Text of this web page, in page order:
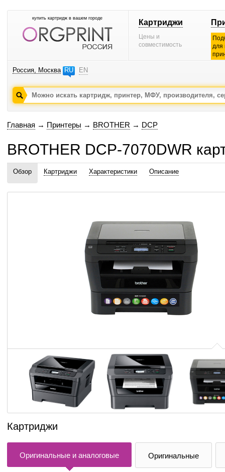
купить картридж в вашем городе Картриджи
Цены и
совместимость
для
Россия, Москва RU EN
Главная → Принтеры → BROTHER → DCP
BROTHER DCP-7070DWR
Обзор Картриджи Характеристики Описание
Картриджи
Оригинальные и аналоговые Оригинальные